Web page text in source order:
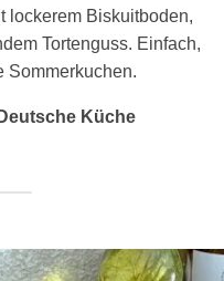
lockerem Biskuitboden,
Tortenguss. Einfach,
Sommerkuchen.
Deutsche Küche